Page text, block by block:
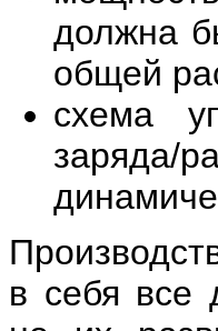
должна
общей
схема
заряда/
в себя все